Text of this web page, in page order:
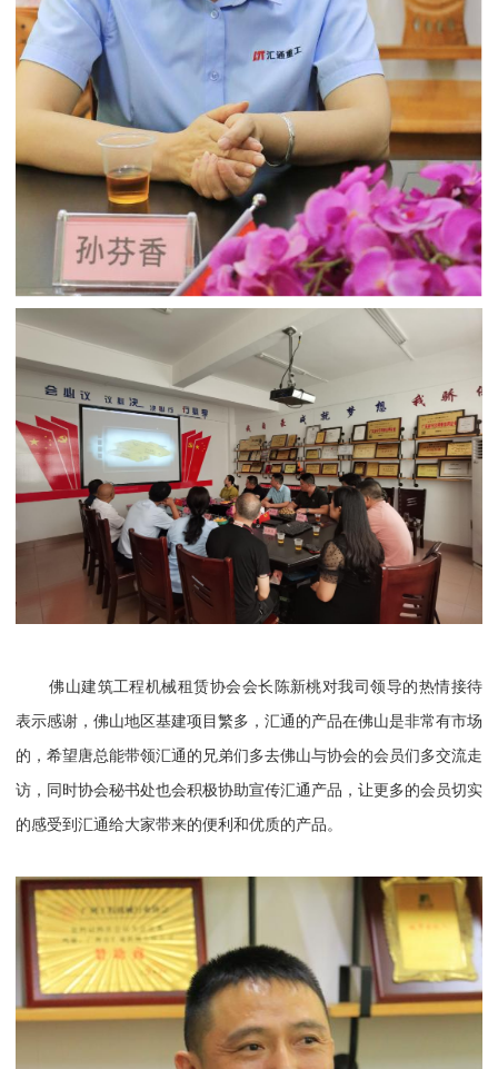
佛山建筑工程机械租赁协会会长陈新桃对我司领导的热情接待
表示感谢，佛山地区基建项目繁多，汇通的产品在佛山是非常有市场
的，希望唐总能带领汇通的兄弟们多去佛山与协会的会员们多交流走
访，同时协会秘书处也会积极协助宣传汇通产品，让更多的会员切实
的感受到汇通给大家带来的便利和优质的产品。